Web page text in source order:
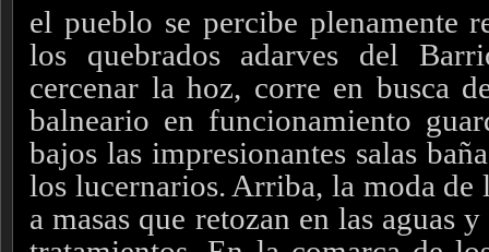
el pueblo se percibe plenamente
los quebrados adarves del
cercenar la hoz, corre en busca
balneario en funcionamiento
bajos las impresionantes salas
los lucernarios. Arriba, la moda de
a masas que retozan en las aguas